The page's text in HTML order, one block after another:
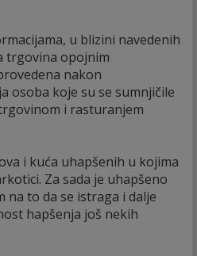
u blizini navedenih
trgovina opojnim
nakon
osoba koje su se sumnjičile
i rasturanjem
i kuća uhapšenih u kojima
Za sada je uhapšeno
na to da se istraga i dalje
hapšenja još nekih